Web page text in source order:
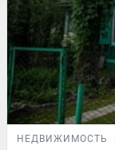
НЕДВИЖИМОСТЬ